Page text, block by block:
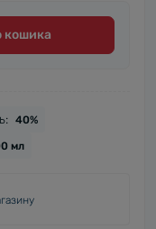
кошика
40%
мл